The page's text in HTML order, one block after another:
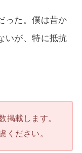
った。僕は昔か
いが、特に抵抗
掲載します。
ください。